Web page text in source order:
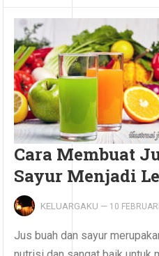
Cara Membuat
Sayur Menjadi
KELUARGAKU — 10
Jus buah dan sayur